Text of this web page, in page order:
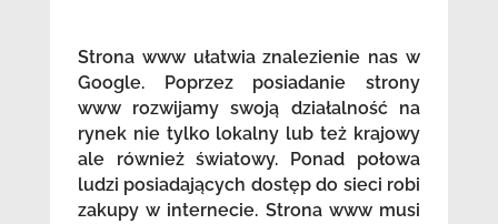
Strona www ułatwia znalezienie nas w
Google. Poprzez posiadanie strony
www rozwijamy swoją działalność na
rynek nie tylko lokalny lub też krajowy
ale również światowy. Ponad połowa
ludzi posiadających dostęp do sieci robi
zakupy w internecie. Strona www musi